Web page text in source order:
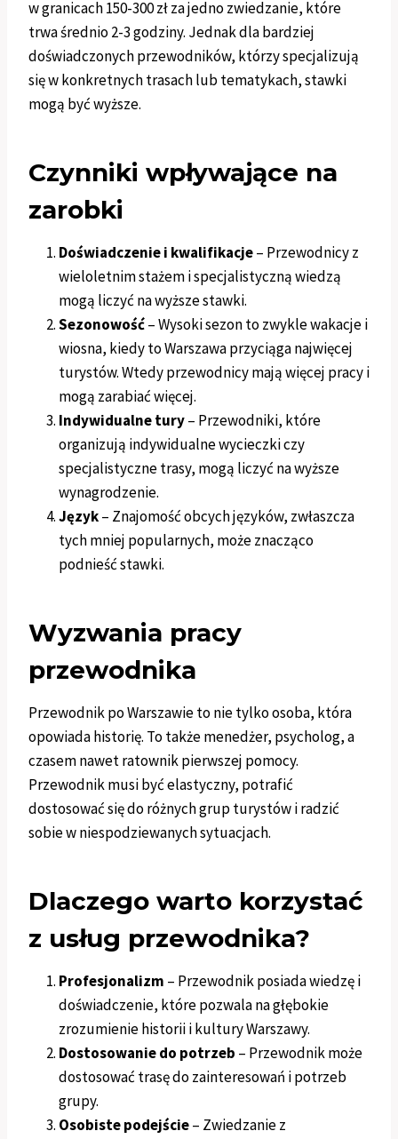
w granicach 150-300 zł za jedno zwiedzanie, które
trwa średnio 2-3 godziny. Jednak dla bardziej
doświadczonych przewodników, którzy specjalizują
się w konkretnych trasach lub tematykach, stawki
mogą być wyższe.
Czynniki wpływające na
zarobki
Doświadczenie i kwalifikacje– Przewodnicy z
wieloletnim stażem i specjalistyczną wiedzą
mogą liczyć na wyższe stawki.
Sezonowość– Wysoki sezon to zwykle wakacje i
wiosna, kiedy to Warszawa przyciąga najwięcej
turystów. Wtedy przewodnicy mają więcej pracy i
mogą zarabiać więcej.
Indywidualne tury– Przewodniki, które
organizują indywidualne wycieczki czy
specjalistyczne trasy, mogą liczyć na wyższe
wynagrodzenie.
Język– Znajomość obcych języków, zwłaszcza
tych mniej popularnych, może znacząco
podnieść stawki.
Wyzwania pracy
przewodnika
Przewodnik po Warszawie to nie tylko osoba, która
opowiada historię. To także menedżer, psycholog, a
czasem nawet ratownik pierwszej pomocy.
Przewodnik musi być elastyczny, potrafić
dostosować się do różnych grup turystów i radzić
sobie w niespodziewanych sytuacjach.
Dlaczego warto korzystać
z usług przewodnika?
Profesjonalizm – Przewodnik posiada wiedzę i
doświadczenie, które pozwala na głębokie
zrozumienie historii i kultury Warszawy.
Dostosowanie do potrzeb – Przewodnik może
dostosować trasę do zainteresowań i potrzeb
grupy.
Osobiste podejście– Zwiedzanie z